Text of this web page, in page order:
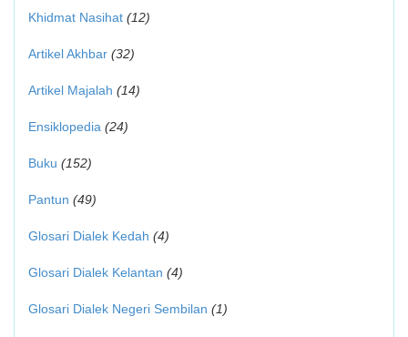
Khidmat Nasihat (12)
Artikel Akhbar (32)
Artikel Majalah (14)
Ensiklopedia (24)
Buku (152)
Pantun (49)
Glosari Dialek Kedah (4)
Glosari Dialek Kelantan (4)
Glosari Dialek Negeri Sembilan (1)